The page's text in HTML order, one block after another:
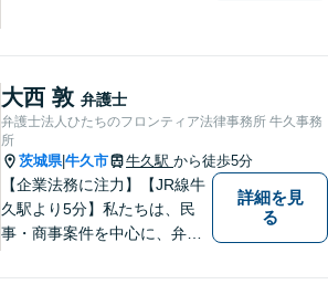
相談は早めの相談が大切で
す。皆様が相談しやすい環境
を整えておりますので、お気
軽にご相談ください。
大西 敦 弁護士
弁護士法人ひたちのフロンティア法律事務所 牛久事務
所
茨城県|牛久市 牛久駅 から徒歩5分
【企業法務に注力】【JR線牛
久駅より5分】私たちは、民
事・商事案件を中心に、弁護
す。特に、企業法務について
詳細を見
る